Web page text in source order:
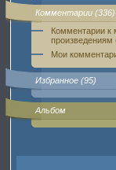
Комментарии (336)
Комментарии к
произведениям
Мои
Избранное (95)
Альбом